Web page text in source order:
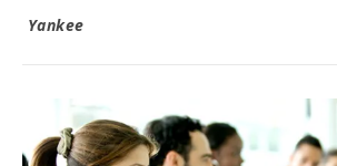
Yankee